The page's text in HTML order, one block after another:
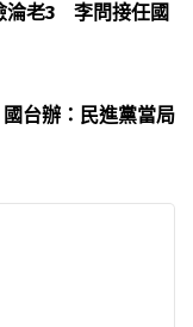
淪老3 李問接任國
台辦：民進黨當局